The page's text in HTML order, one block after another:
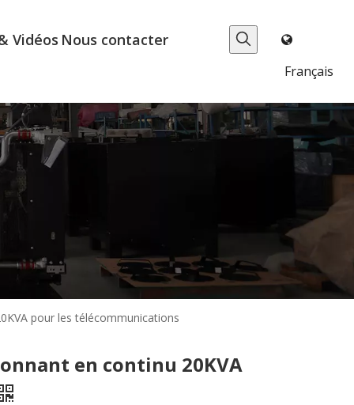
Vidéos Nous contacter
Français
pour les télécommunications
en continu 20KVA